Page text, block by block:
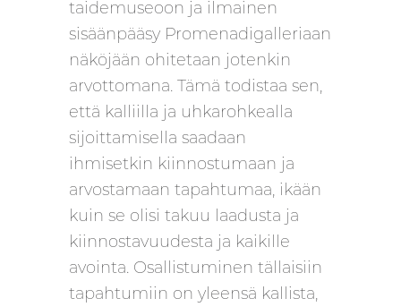
taidemuseoon ja ilmainen
sisäänpääsy Promenadigalleriaan
näköjään ohitetaan jotenkin
arvottomana. Tämä todistaa sen,
että kalliilla ja uhkarohkealla
sijoittamisella saadaan
ihmisetkin kiinnostumaan ja
arvostamaan tapahtumaa, ikään
kuin se olisi takuu laadusta ja
kiinnostavuudesta ja kaikille
avointa. Osallistuminen tällaisiin
tapahtumiin on yleensä kallista,